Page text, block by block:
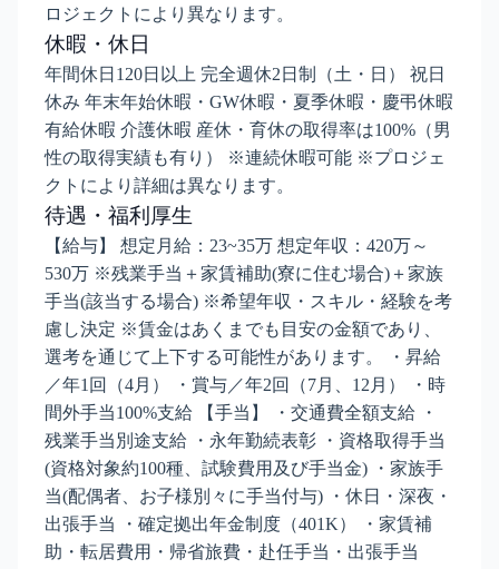
ロジェクトにより異なります。
休暇・休日
年間休日120日以上 完全週休2日制（土・日） 祝日
休み 年末年始休暇・GW休暇・夏季休暇・慶弔休暇
有給休暇 介護休暇 産休・育休の取得率は100%（男
性の取得実績も有り） ※連続休暇可能 ※プロジェ
クトにより詳細は異なります。
待遇・福利厚生
【給与】 想定月給：23~35万 想定年収：420万～
530万 ※残業手当＋家賃補助(寮に住む場合)＋家族
手当(該当する場合) ※希望年収・スキル・経験を考
慮し決定 ※賃金はあくまでも目安の金額であり、
選考を通じて上下する可能性があります。 ・昇給
／年1回（4月） ・賞与／年2回（7月、12月） ・時
間外手当100%支給 【手当】 ・交通費全額支給 ・
残業手当別途支給 ・永年勤続表彰 ・資格取得手当
(資格対象約100種、試験費用及び手当金) ・家族手
当(配偶者、お子様別々に手当付与) ・休日・深夜・
出張手当 ・確定拠出年金制度（401K） ・家賃補
助・転居費用・帰省旅費・赴任手当・出張手当